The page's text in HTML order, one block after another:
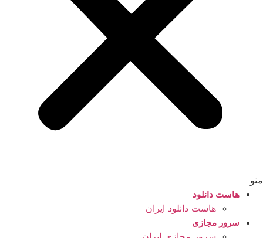
منو
هاست دانلود
هاست دانلود ایران
سرور مجازی